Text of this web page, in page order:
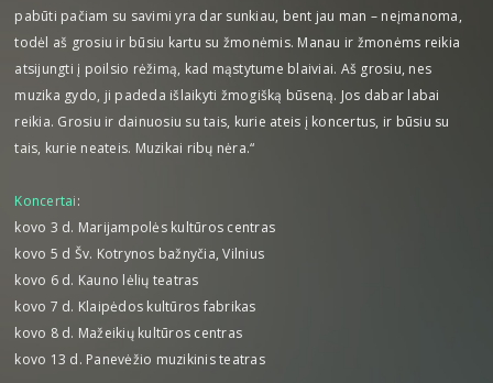
pabūti pačiam su savimi yra dar sunkiau, bent jau man – neįmanoma,
todėl aš grosiu ir būsiu kartu su žmonėmis. Manau ir žmonėms reikia
atsijungti į poilsio rėžimą, kad mąstytume blaiviai. Aš grosiu, nes
muzika gydo, ji padeda išlaikyti žmogišką būseną. Jos dabar labai
reikia. Grosiu ir dainuosiu su tais, kurie ateis į koncertus, ir būsiu su
tais, kurie neateis. Muzikai ribų nėra.“
Koncertai:
kovo 3 d. Marijampolės kultūros centras
kovo 5 d Šv. Kotrynos bažnyčia, Vilnius
kovo 6 d. Kauno lėlių teatras
kovo 7 d. Klaipėdos kultūros fabrikas
kovo 8 d. Mažeikių kultūros centras
kovo 13 d. Panevėžio muzikinis teatras